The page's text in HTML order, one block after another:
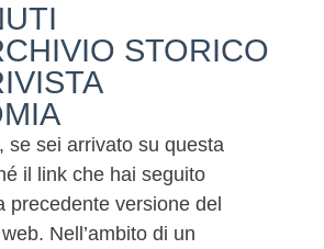
STORICO
se sei arrivato su questa
il link che hai seguito
precedente versione del
Nell’ambito di un